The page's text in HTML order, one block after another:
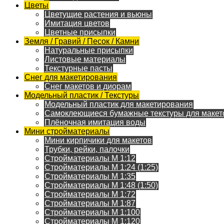
Цветы
Цветущие растения и вьюны
Имитация цветов
Цветные присыпки
Земля / Гравий / Песок / Камни
Натуральные присыпки
Листовые материалы
Текстурные пасты
Снег для макетирования
Снег макетов и диорам
Модельный пластик / Текстуры
Модельный пластик для макетирования
Самоклеющиеся бумажные текстуры для
Плёночная имитация воды
Мини стройматериалы
Мини кирпичики для макетов
Трубки, рейки, палочки
Стройматериалы M 1:12
Стройматериалы M 1:24 (1:25)
Стройматериалы M 1:35
Стройматериалы M 1:48 (1:50)
Стройматериалы M 1:72
Стройматериалы M 1:87
Стройматериалы M 1:100
Стройматериалы M 1:120